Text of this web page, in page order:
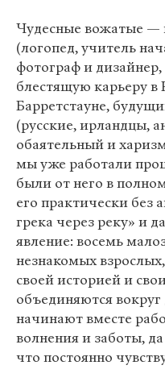
Чудесные вожатые —
(логопед, учитель
фотограф и
блестящую карьеру
Барретстауне,
(русские, ирландцы,
обаятельный и
мы уже работали
были от него в
его практически без
грека через реку» и
явление: восемь
незнакомых
своей историей и
объединяются вокруг
начинают вместе
волнения и заботы,
что постоянно